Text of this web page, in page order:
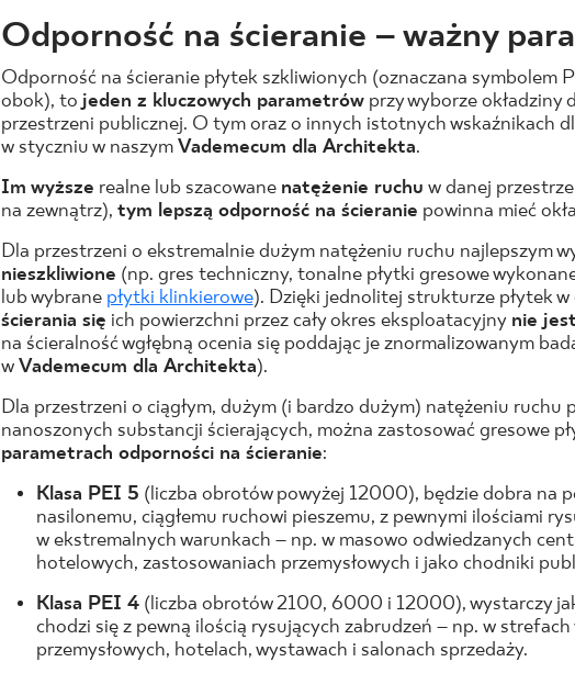
Odporność na ścieranie – ważny
Odporność na ścieranie płytek szkliwionych (oznaczana symbolem
obok), tojeden z kluczowych parametrówprzy wyborze okładziny
przestrzeni publicznej. O tym oraz o innych istotnych wskaźnikach
w styczniu w naszymVademecum dla Architekta.
Im wyższe realne lub szacowane natężenie ruchu w danej
na zewnątrz), tym lepszą odporność na ścieranie powinna mieć
Dla przestrzeni o ekstremalnie dużym natężeniu ruchu najlepszym
nieszkliwione (np. gres techniczny, tonalne płytki gresowe
lub wybrane płytki klinkierowe). Dzięki jednolitej strukturze płytek w
ścierania się ich powierzchni przez cały okres eksploatacyjny nie
na ścieralność wgłębną ocenia się poddając je znormalizowanym
wVademecum dla Architekta).
Dla przestrzeni o ciągłym, dużym (i bardzo dużym) natężeniu ruchu
nanoszonych substancji ścierających, można zastosować gresowe
parametrach odporności na ścieranie:
Klasa PEI 5 (liczba obrotów powyżej 12000), będzie dobra na
nasilonemu, ciągłemu ruchowi pieszemu, z pewnymi ilościami
w ekstremalnych warunkach – np. w masowo odwiedzanych
hotelowych, zastosowaniach przemysłowych i jako chodniki
Klasa PEI 4(liczba obrotów 2100, 6000 i 12000), wystarczy
chodzi się z pewną ilością rysujących zabrudzeń – np. w
przemysłowych, hotelach, wystawach i salonach sprzedaży.